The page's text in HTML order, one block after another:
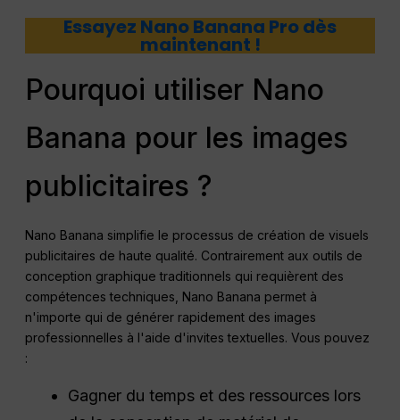
Essayez Nano Banana Pro dès
maintenant !
Pourquoi utiliser Nano
Banana pour les images
publicitaires ?
Nano Banana simplifie le processus de création de visuels
publicitaires de haute qualité. Contrairement aux outils de
conception graphique traditionnels qui requièrent des
compétences techniques, Nano Banana permet à
n'importe qui de générer rapidement des images
professionnelles à l'aide d'invites textuelles. Vous pouvez
:
Gagner du temps et des ressources lors